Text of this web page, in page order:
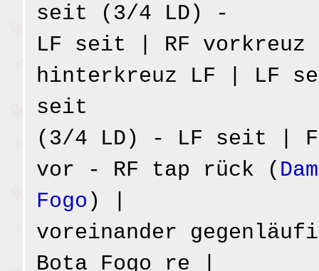
seit (3/4 LD) -
LF seit | RF vorkreuz
hinterkreuz LF | LF
seit
(3/4 LD) - LF seit |
vor - RF tap rück (
Fogo ) |
voreinander
Bota Fogo re |